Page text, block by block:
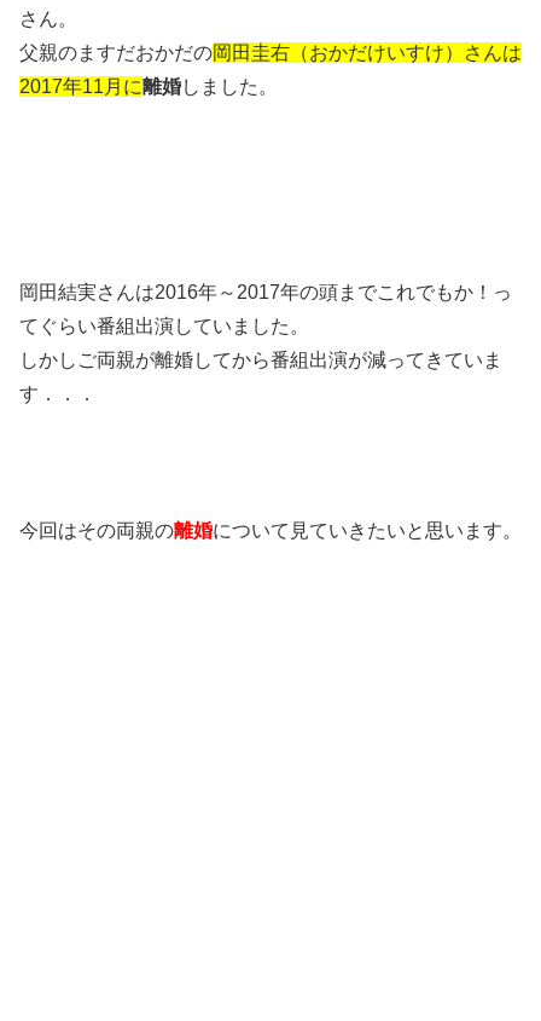
さん。
父親のますだおかだの岡田圭右（おかだけいすけ）さんは
2017年11月に離婚しました。
岡田結実さんは2016年～2017年の頭までこれでもか！っ
てぐらい番組出演していました。
しかしご両親が離婚してから番組出演が減ってきていま
す．．．
今回はその両親の離婚について見ていきたいと思います。